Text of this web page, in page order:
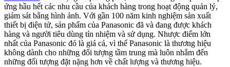
ứng hầu hết các nhu cầu của khách hàng trong hoạt động quản lý,
giám sát bằng hình ảnh. Với gần 100 năm kinh nghiệm sản xuất
thiết bị điện tử, sản phẩm của Panasonic đã và đang được khách
hàng và người tiêu dùng tín nhiệm và sử dụng. Nhược điểm lớn
nhất của Panasonic đó là giá cả, vì thế Panasonic là thương hiệu
không dành cho những đối tượng tầm trung mà luôn nhắm đến
những đối tượng đặt nặng hơn về chất lượng và thương hiệu.